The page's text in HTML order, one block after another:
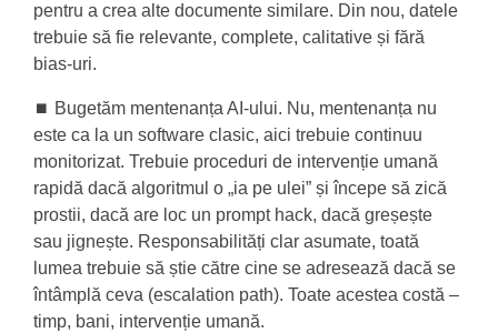
pentru a crea alte documente similare. Din nou, datele
trebuie să fie relevante, complete, calitative și fără
bias-uri.
⏹️ Bugetăm mentenanța AI-ului. Nu, mentenanța nu
este ca la un software clasic, aici trebuie continuu
monitorizat. Trebuie proceduri de intervenție umană
rapidă dacă algoritmul o „ia pe ulei” și începe să zică
prostii, dacă are loc un prompt hack, dacă greșește
sau jignește. Responsabilități clar asumate, toată
lumea trebuie să știe către cine se adresează dacă se
întâmplă ceva (escalation path). Toate acestea costă –
timp, bani, intervenție umană.